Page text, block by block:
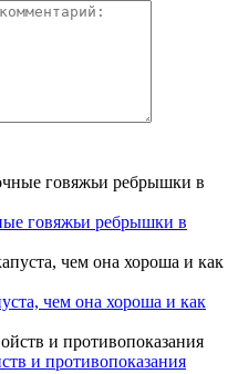
говяжьи ребрышки в
чем она хороша и как
и противопоказания